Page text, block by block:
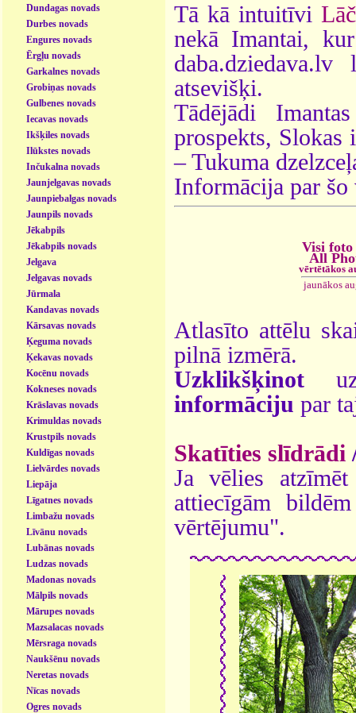
Dundagas novads
Durbes novads
Engures novads
Ērgļu novads
Garkalnes novads
Grobiņas novads
Gulbenes novads
Iecavas novads
Ikšķiles novads
Ilūkstes novads
Inčukalna novads
Jaunjelgavas novads
Jaunpiebalgas novads
Jaunpils novads
Jēkabpils
Jēkabpils novads
Jelgava
Jelgavas novads
Jūrmala
Kandavas novads
Kārsavas novads
Ķeguma novads
Ķekavas novads
Kocēnu novads
Kokneses novads
Krāslavas novads
Krimuldas novads
Krustpils novads
Kuldīgas novads
Lielvārdes novads
Liepāja
Līgatnes novads
Limbažu novads
Līvānu novads
Lubānas novads
Ludzas novads
Madonas novads
Mālpils novads
Mārupes novads
Mazsalacas novads
Mērsraga novads
Naukšēnu novads
Neretas novads
Nīcas novads
Ogres novads
Tā kā intuitīvi
nekā Imantai,
atsevišķi.
Tādējādi
prospekts, Slokas
– Tukuma
Informācija par
Visi foto
All
vērtētākos
jaunākos
Atlasīto attēlu
pilnā izmērā.
Uzklikšķinot
informāciju par
Skatīties slīdrādi
Ja vēlies
attiecīgām
vērtējumu".